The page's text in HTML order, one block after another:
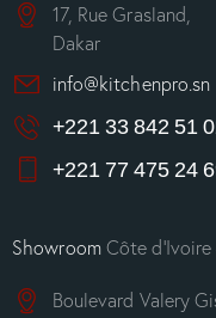
17, Rue Grasland,
Dakar
info@kitchenpro.sn
+221 33 842 51
+221 77 475 24
ShowroomCôte
Boulevard Valery